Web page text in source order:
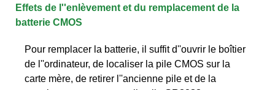
Effets de l''enlèvement et du remplacement de la
batterie CMOS
Pour remplacer la batterie, il suffit d''ouvrir le boîtier
de l''ordinateur, de localiser la pile CMOS sur la
carte mère, de retirer l''ancienne pile et de la